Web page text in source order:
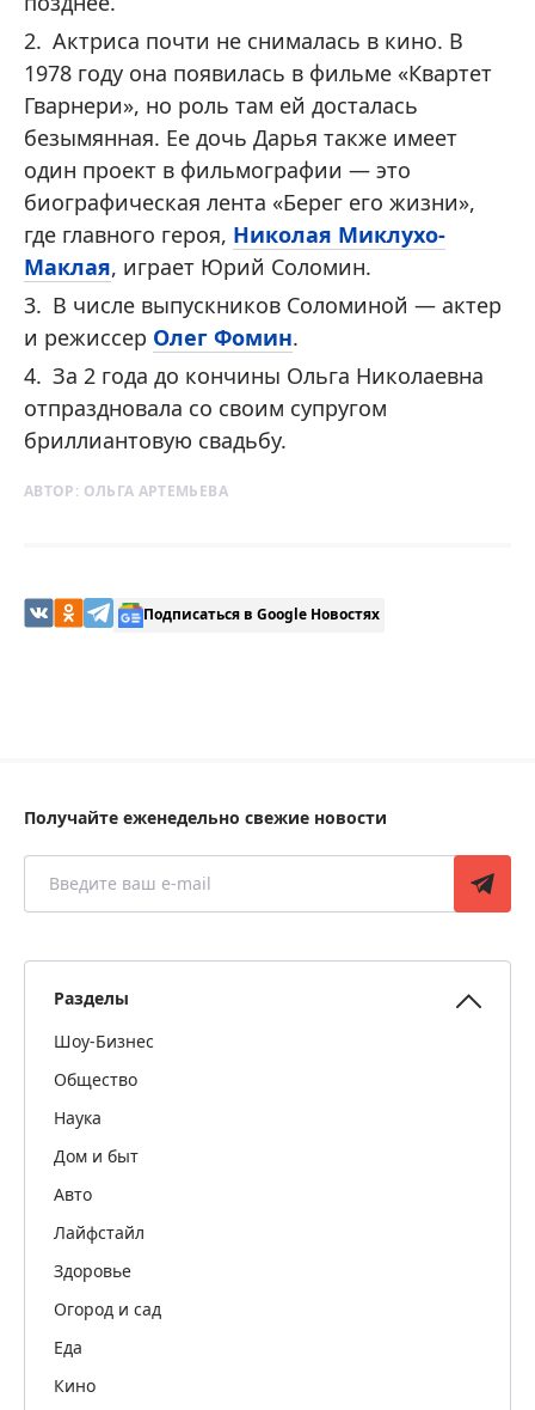
Актриса почти не снималась в кино. В
1978 году она появилась в фильме «Квартет
Гварнери», но роль там ей досталась
безымянная. Ее дочь Дарья также имеет
один проект в фильмографии — это
биографическая лента «Берег его жизни»,
где главного героя, Николая Миклухо-
Маклая, играет Юрий Соломин.
В числе выпускников Соломиной — актер
и режиссер Олег Фомин.
За 2 года до кончины Ольга Николаевна
отпраздновала со своим супругом
бриллиантовую свадьбу.
АВТОР: ОЛЬГА АРТЕМЬЕВА
Подписаться в Google Новостях
Получайте еженедельно свежие новости
Разделы
Шоу-Бизнес
Общество
Наука
Дом и быт
Авто
Лайфстайл
Здоровье
Огород и сад
Еда
Кино